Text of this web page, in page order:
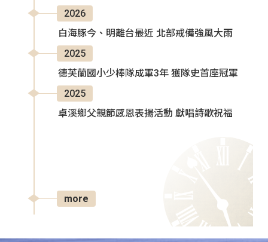
2026
白海豚今、明離台最近 北部戒備強風大雨
2025
德芙蘭國小少棒隊成軍3年 獲隊史首座冠軍
2025
卓溪鄉父親節感恩表揚活動 獻唱詩歌祝福
more